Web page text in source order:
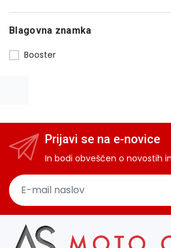
Blagovna znamka
Booster
Prijavi se na e-novice
In bodi obveščen o novostih